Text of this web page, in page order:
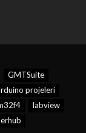
GMTSuite
projeleri
labview